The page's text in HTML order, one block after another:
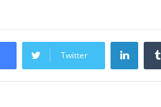
Twitter